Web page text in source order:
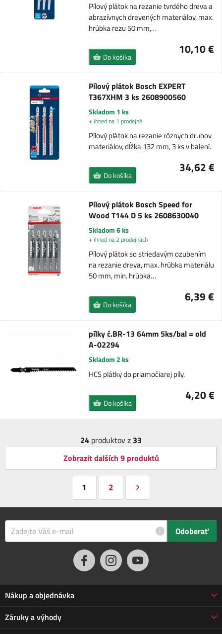
Pílový plátok na rezanie tvrdého dreva a
abrazívnych drevených materiálov, max.
hrúbka rezu 50 mm,…
10,10 €
Do košíka
Pílový plátok Bosch EXPERT
T367XHM 3 ks 2608900560
Skladom 1 ks
+ ihned na 1 prodejně
Pílový plátok na rezanie rôznych druhov
materiálov, dĺžka 132 mm, 3 ks v balení.
34,62 €
Do košíka
Pílový plátok Bosch Speed ​​for
Wood T144 D 5 ks 2608630040
Skladom 6 ks
+ ihned na 2 prodejnách
Pílový plátok so striedavým ozubením
na rezanie dreva, max. hrúbka materiálu
50 mm, min. hrúbka…
6,39 €
Do košíka
pílky č.BR-13 64mm 5ks/bal = old
A-02294
Skladom 2 ks
HCS plátky do priamočiarej píly.
4,20 €
Do košíka
24 produktov z 33
Zobrazit dalších 9 produktů
1 2
i Odoberať
Nákup a objednávka
Obchodné podmienky
Doprava a platba
Záruky a výhody